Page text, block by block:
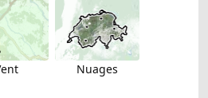
Nuages